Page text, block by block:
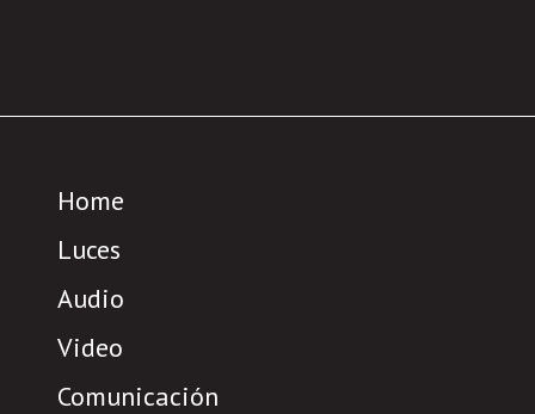
Home
Luces
Audio
Video
Comunicación